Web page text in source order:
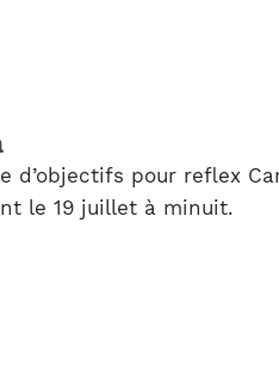
d’objectifs pour reflex
le 19 juillet à minuit.